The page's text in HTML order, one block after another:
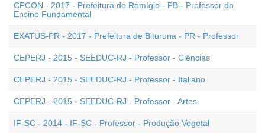
CPCON - 2017 - Prefeitura de Remígio - PB - Professor do
Ensino Fundamental
EXATUS-PR - 2017 - Prefeitura de Bituruna - PR - Professor
CEPERJ - 2015 - SEEDUC-RJ - Professor - Ciências
CEPERJ - 2015 - SEEDUC-RJ - Professor - Italiano
CEPERJ - 2015 - SEEDUC-RJ - Professor - Artes
IF-SC - 2014 - IF-SC - Professor - Produção Vegetal